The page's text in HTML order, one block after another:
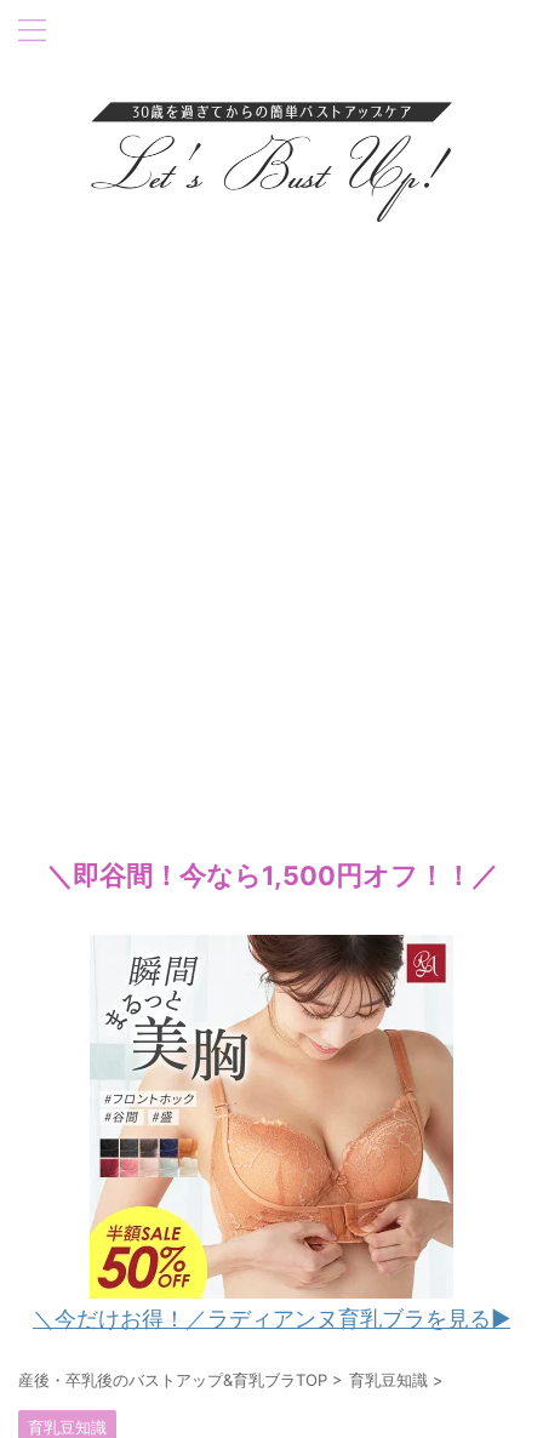
＼即谷間！今なら1,500円オフ！！／
＼今だけお得！／ラディアンヌ育乳ブラを見る▶︎
産後・卒乳後のバストアップ&育乳ブラTOP > 育乳豆知識 >
育乳豆知識